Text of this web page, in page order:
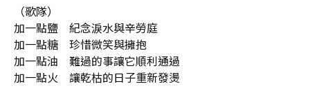
（歌隊）
加一點鹽 紀念淚水與辛勞庭
加一點糖 珍惜微笑與擁抱
加一點油 難過的事讓它順利通過
加一點火 讓乾枯的日子重新發燙